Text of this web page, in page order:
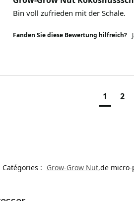
Bin voll zufrieden mit der Schale.
Fanden Sie diese Bewertung hilfreich?
1 2
Catégories : Grow-Grow Nut,de micro-